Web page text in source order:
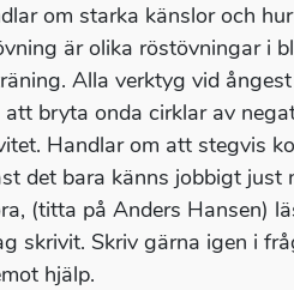
om starka känslor och
är olika röstövningar i
Alla verktyg vid
bryta onda cirklar av
Handlar om att stegvis
det bara känns jobbigt just
(titta på Anders Hansen)
skrivit. Skriv gärna igen i
hjälp.